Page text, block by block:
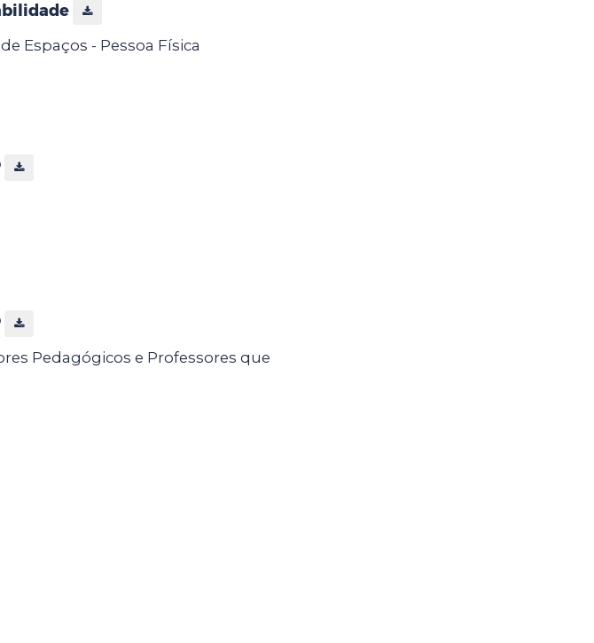
Espaços - Pessoa Física
Pedagógicos e Professores que